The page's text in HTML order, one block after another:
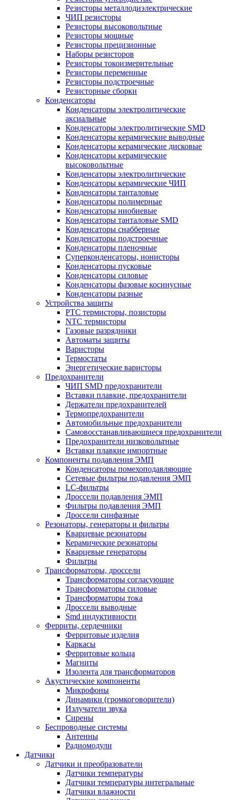
Резисторы металлодиэлектрические
ЧИП резисторы
Резисторы высоковольтные
Резисторы мощные
Резисторы прецизионные
Наборы резисторов
Резисторы токоизмерительные
Резисторы переменные
Резисторы подстроечные
Резисторные сборки
Конденсаторы
Конденсаторы электролитические
аксиальные
Конденсаторы электролитические SMD
Конденсаторы керамические выводные
Конденсаторы керамические дисковые
Конденсаторы керамические
высоковольтные
Конденсаторы электролитические
Конденсаторы керамические ЧИП
Конденсаторы танталовые
Конденсаторы полимерные
Конденсаторы ниобиевые
Конденсаторы танталовые SMD
Конденсаторы снабберные
Конденсаторы подстроечные
Конденсаторы пленочные
Суперконденсаторы, ионисторы
Конденсаторы пусковые
Конденсаторы силовые
Конденсаторы фазовые косинусные
Конденсаторы разные
Устройства защиты
PTC термисторы, позисторы
NTC термисторы
Газовые разрядники
Автоматы защиты
Варисторы
Термостаты
Энергетические варисторы
Предохранители
ЧИП SMD предохранители
Вставки плавкие, предохранители
Держатели предохранителей
Термопредохранители
Автомобильные предохранители
Самовосстанавливающиеся предохранители
Предохранители низковольтные
Вставки плавкие импортные
Компоненты подавления ЭМП
Конденсаторы помехоподавляющие
Сетевые фильтры подавления ЭМП
LC-фильтры
Дроссели подавления ЭМП
Фильтры подавления ЭМП
Дроссели синфазные
Резонаторы, генераторы и фильтры
Кварцевые резонаторы
Керамические резонаторы
Кварцевые генераторы
Фильтры
Трансформаторы, дроссели
Трансформаторы согласующие
Трансформаторы силовые
Трансформаторы тока
Дроссели выводные
Smd индуктивности
Ферриты, сердечники
Ферритовые изделия
Каркасы
Ферритовые кольца
Магниты
Изолента для трансформаторов
Акустические компоненты
Микрофоны
Динамики (громкоговорители)
Излучатели звука
Сирены
Беспроводные системы
Антенны
Радиомодули
Датчики
Датчики и преобразователи
Датчики температуры
Датчики температуры интегральные
Датчики влажности